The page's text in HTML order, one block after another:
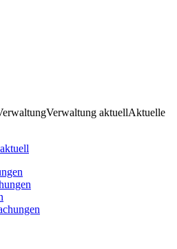
Verwaltung aktuellAktuelle